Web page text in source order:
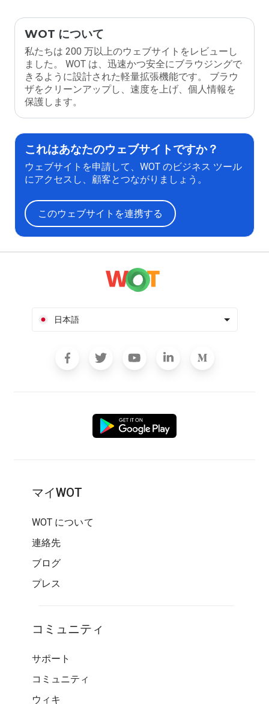
WOT について
私たちは 200 万以上のウェブサイトをレビューし
ました。 WOT は、迅速かつ安全にブラウジングで
きるように設計された軽量拡張機能です。 ブラウ
ザをクリーンアップし、速度を上げ、個人情報を
保護します。
これはあなたのウェブサイトですか？
ウェブサイトを申請して、WOT のビジネス ツール
にアクセスし、顧客とつながりましょう。
このウェブサイトを連携する
日本語
マイWOT
WOT について
連絡先
ブログ
プレス
コミュニティ
サポート
コミュニティ
ウィキ